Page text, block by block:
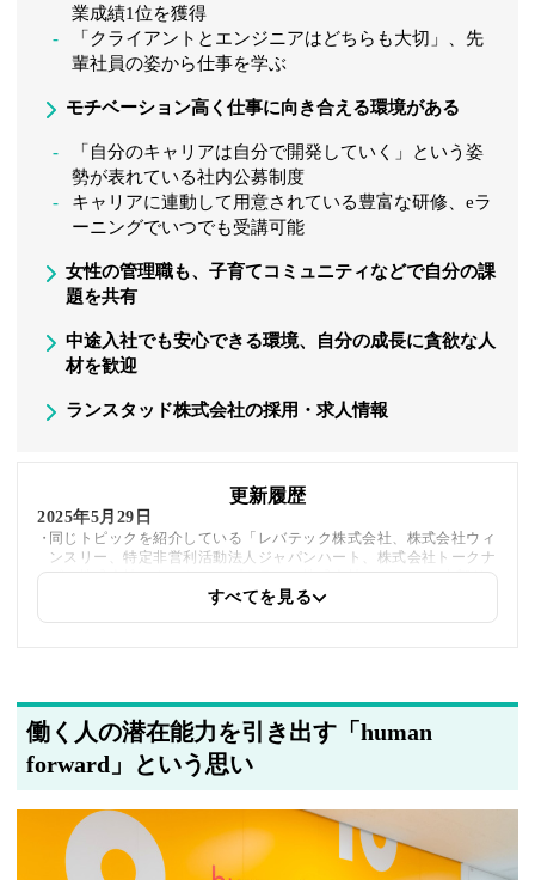
業成績1位を獲得
「クライアントとエンジニアはどちらも大切」、先
輩社員の姿から仕事を学ぶ
モチベーション高く仕事に向き合える環境がある
「自分のキャリアは自分で開発していく」という姿
勢が表れている社内公募制度
キャリアに連動して用意されている豊富な研修、eラ
ーニングでいつでも受講可能
女性の管理職も、子育てコミュニティなどで自分の課
題を共有
中途入社でも安心できる環境、自分の成長に貪欲な人
材を歓迎
ランスタッド株式会社の採用・求人情報
更新履歴
2025年5月29日
同じトピックを紹介している「レバテック株式会社、株式会社ウィ
ンスリー、特定非営利活動法人ジャパンハート、株式会社トークナ
ビ、株式会社スタートアップクラス、株式会社g-wic」への内部リ
2025年5月19日
採用・求人情報を追加しました
すべてを見る
働く人の潜在能力を引き出す「human
forward」という思い